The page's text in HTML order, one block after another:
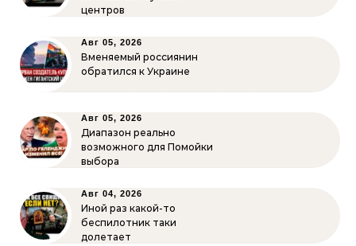
центров
Авг 05, 2026
Вменяемый россиянин
обратился к Украине
Авг 05, 2026
Диапазон реально
возможного для Помойки
выбора
Авг 04, 2026
Иной раз какой-то
беспилотник таки
долетает